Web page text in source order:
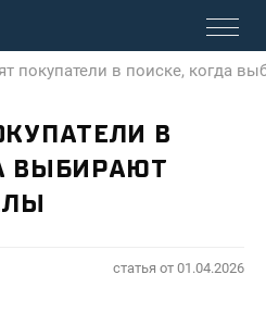
покупатели в поиске, когда
В
ВЫБИРАЮТ
статья от 01.04.2026